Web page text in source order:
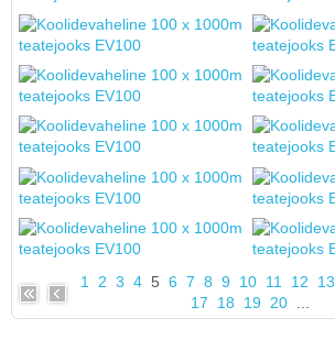
1 2 3 4 5 6 7 8 9 10 11 12 13
17
18 19 20...